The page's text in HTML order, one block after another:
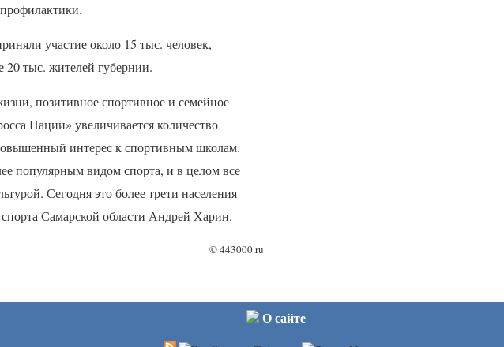
участие около 15 тыс. человек,
20 тыс. жителей губернии.
позитивное спортивное и семейное
Нации» увеличивается количество
интерес к спортивным школам.
популярным видом спорта, и в целом все
Сегодня это более трети населения
Самарской области Андрей Харин.
©443000.ru
О сайте